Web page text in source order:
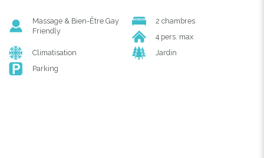
Massage & Bien-Être Gay
Friendly
2 chambres
4 pers. max
Climatisation
Jardin
Parking